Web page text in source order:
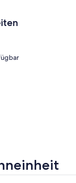
modernes Wohnzimmer